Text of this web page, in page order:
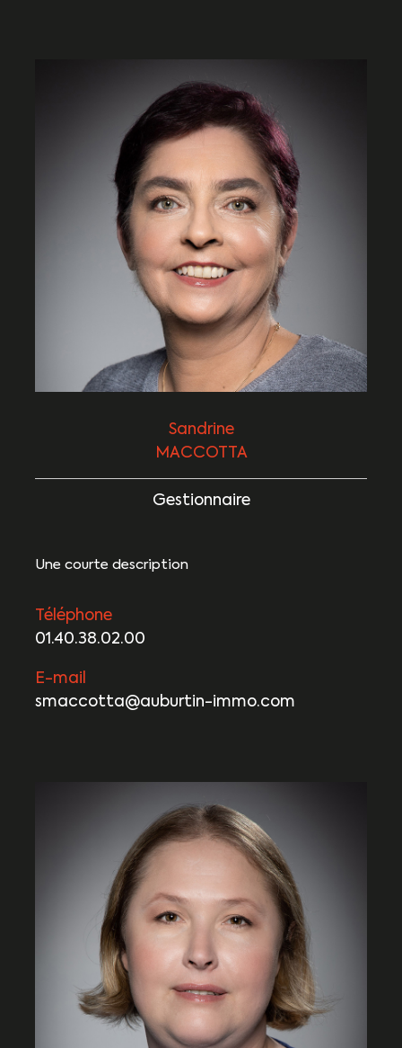
Sandrine
MACCOTTA
Gestionnaire
Une courte description
Téléphone
01.40.38.02.00
E-mail
smaccotta@auburtin-immo.com